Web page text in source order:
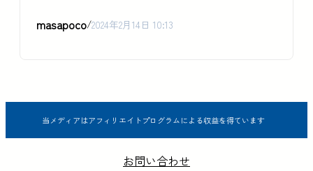
masapoco/2024年2月14日 10:13
当メディアはアフィリエイトプログラムによる収益を得ています
お問い合わせ